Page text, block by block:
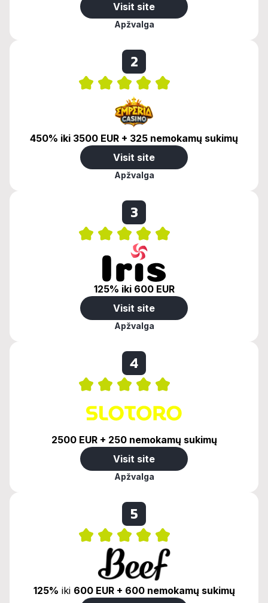
Visit site
Apžvalga
2
450% iki 3500 EUR + 325 nemokamų sukimų
Visit site
Apžvalga
3
125% iki 600 EUR
Visit site
Apžvalga
4
2500 EUR + 250 nemokamų sukimų
Visit site
Apžvalga
5
125% iki 600 EUR + 600 nemokamų sukimų